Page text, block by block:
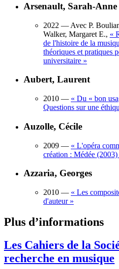
Arsenault, Sarah-Anne
2022 — Avec P.
Walker, Margaret E., «
de l'histoire de la
théoriques et pratiques
universitaire »
Aubert, Laurent
2010 — « Du « bon
Questions sur une
Auzolle, Cécile
2009 — « L'opéra
création : Médée
Azzaria, Georges
2010 — « Les
d'auteur»
Plus d’informations
Les Cahiers de la
recherche en musique